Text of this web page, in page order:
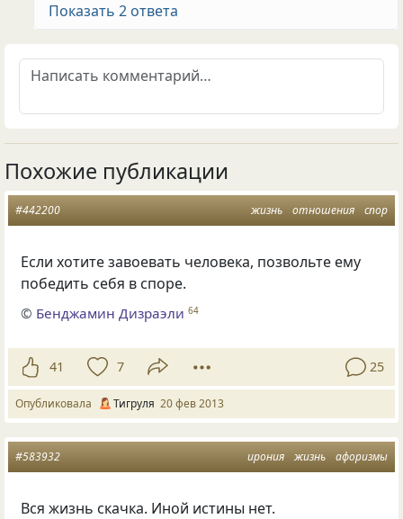
Показать 2 ответа
Похожие публикации
жизнь отношения спор
#442200
Если хотите завоевать человека, позвольте ему
победить себя в споре.
© Бенджамин Дизраэли 64
41 7 25
Опубликовала Тигруля 20 фев 2013
ирония жизнь афоризмы
#583932
Вся жизнь скачка. Иной истины нет.